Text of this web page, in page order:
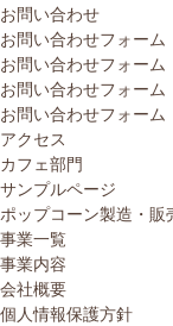
お問い合わせ
お問い合わせフォーム
お問い合わせフォーム
お問い合わせフォーム
お問い合わせフォーム
アクセス
カフェ部門
サンプルページ
ポップコーン製造・販
事業一覧
事業内容
会社概要
個人情報保護方針